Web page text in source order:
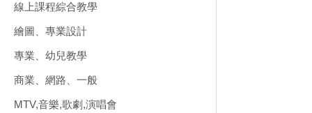
線上課程綜合教學
繪圖、專業設計
專業、幼兒教學
商業、網路、一般
MTV,音樂,歌劇,演唱會